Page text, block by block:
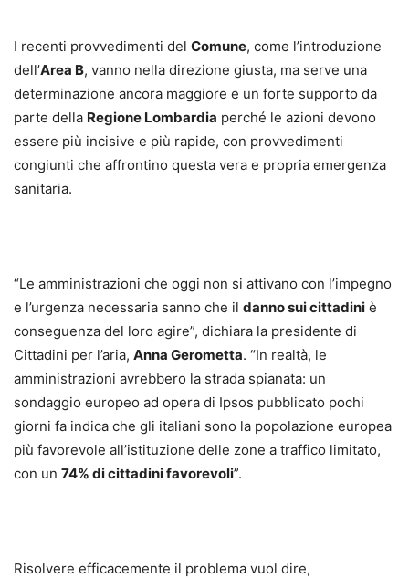
I recenti provvedimenti del Comune, come l’introduzione
dell’Area B, vanno nella direzione giusta, ma serve una
determinazione ancora maggiore e un forte supporto da
parte della Regione Lombardia perché le azioni devono
essere più incisive e più rapide, con provvedimenti
congiunti che affrontino questa vera e propria emergenza
sanitaria.
“Le amministrazioni che oggi non si attivano con l’impegno
e l’urgenza necessaria sanno che il danno sui cittadini è
conseguenza del loro agire”, dichiara la presidente di
Cittadini per l’aria, Anna Gerometta. “In realtà, le
amministrazioni avrebbero la strada spianata: un
sondaggio europeo ad opera di Ipsos pubblicato pochi
giorni fa indica che gli italiani sono la popolazione europea
più favorevole all’istituzione delle zone a traffico limitato,
con un 74% di cittadini favorevoli”.
Risolvere efficacemente il problema vuol dire,